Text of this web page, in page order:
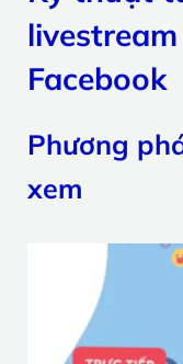
Facebook
Phương
xem